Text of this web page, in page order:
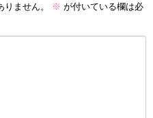
ません。 ※ が付いている欄は必